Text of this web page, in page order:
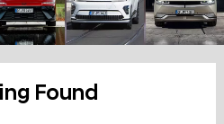
Found